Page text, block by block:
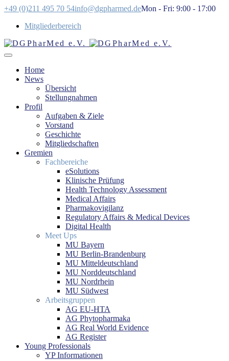
+49 (0)211 495 70 54info@dgpharmed.deMon - Fri: 9:00 - 17:00
Mitgliederbereich
Home
News
Übersicht
Stellungnahmen
Profil
Aufgaben & Ziele
Vorstand
Geschichte
Mitgliedschaften
Gremien
Fachbereiche
eSolutions
Klinische Prüfung
Health Technology Assessment
Medical Affairs
Pharmakovigilanz
Regulatory Affairs & Medical Devices
Digital Health
Meet Ups
MU Bayern
MU Berlin-Brandenburg
MU Mitteldeutschland
MU Norddeutschland
MU Nordrhein
MU Südwest
Arbeitsgruppen
AG EU-HTA
AG Phytopharmaka
AG Real World Evidence
AG Register
Young Professionals
YP Informationen